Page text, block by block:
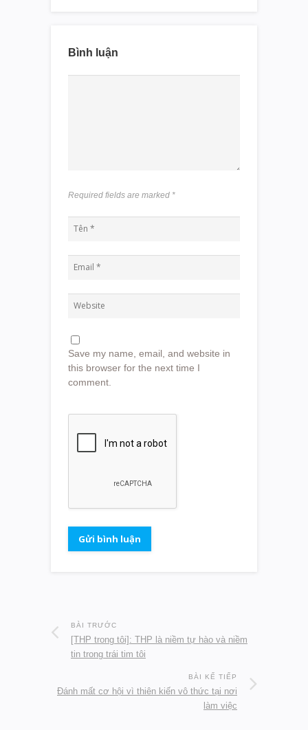
Bình luận
Required fields are marked *
Save my name, email, and website in
this browser for the next time I
comment.
BÀI TRƯỚC
[THP trong tôi]: THP là niềm tự hào và niềm
tin trong trái tim tôi
BÀI KẾ TIẾP
Đánh mất cơ hội vì thiên kiến vô thức tại nơi
làm việc